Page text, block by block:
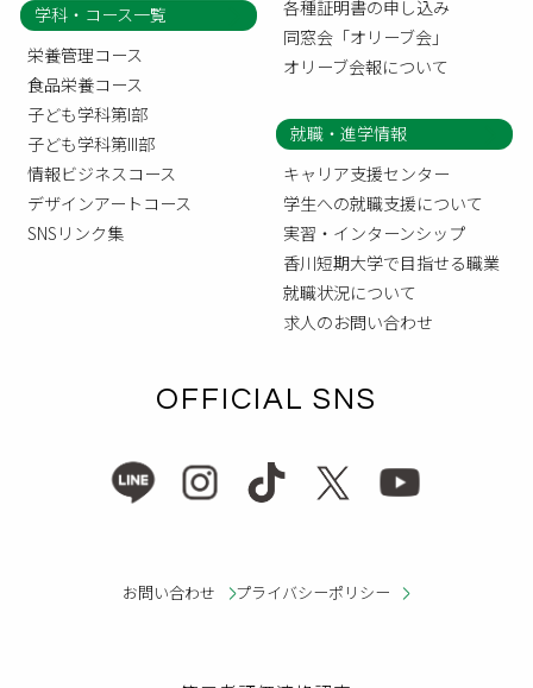
各種証明書の申し込み
同窓会「オリーブ会」
オリーブ会報について
学科・コース一覧
栄養管理コース
食品栄養コース
子ども学科第I部
子ども学科第III部
情報ビジネスコース
デザインアートコース
SNSリンク集
就職・進学情報
キャリア支援センター
学生への就職支援について
実習・インターンシップ
香川短期大学で目指せる職業
就職状況について
求人のお問い合わせ
OFFICIAL SNS
お問い合わせ プライバシーポリシー